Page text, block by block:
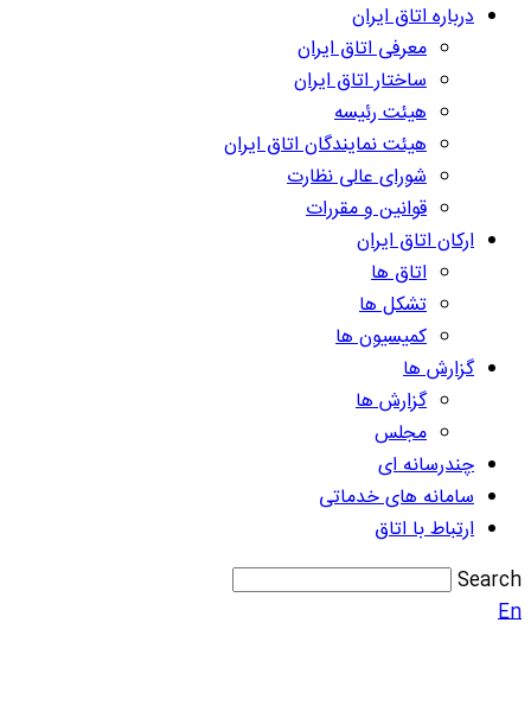
درباره اتاق ایران
معرفی اتاق ایران
ساختار اتاق ایران
هیئت رئیسه
هیئت نمایندگان اتاق ایران
شورای عالی نظارت
قوانین و مقررات
ارکان اتاق ایران
اتاق ها
تشکل ها
کمیسیون ها
گزارش ها
گزارش ها
مجلس
چندرسانه ای
سامانه های خدماتی
ارتباط با اتاق
Search
En